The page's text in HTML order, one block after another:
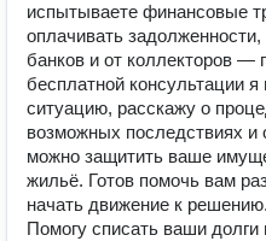
испытываете финансовые
оплачивать
банков и от коллекторов —
бесплатной консультации
ситуацию, расскажу о
возможных последствиях и
можно защитить ваше
жильё. Готов помочь вам
начать движение к
Помогу списать ваши